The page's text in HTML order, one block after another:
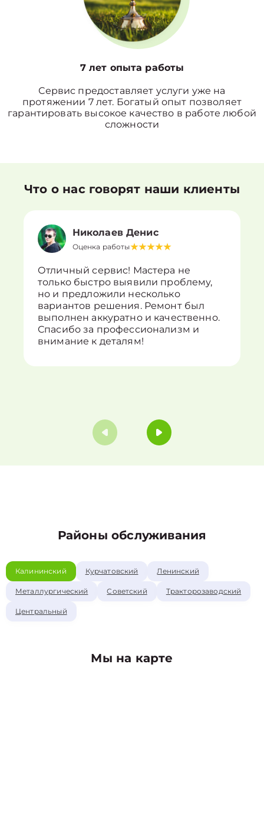
7 лет опыта работы
Сервис предоставляет услуги уже на
протяжении 7 лет. Богатый опыт позволяет
гарантировать высокое качество в работе любой
сложности
Что о нас говорят наши клиенты
Николаев Денис
Оценка работы
Отличный сервис! Мастера не
только быстро выявили проблему,
но и предложили несколько
вариантов решения. Ремонт был
выполнен аккуратно и качественно.
Спасибо за профессионализм и
внимание к деталям!
Районы обслуживания
Калининский Курчатовский Ленинский
Металлургический Советский Тракторозаводский
Центральный
Мы на карте